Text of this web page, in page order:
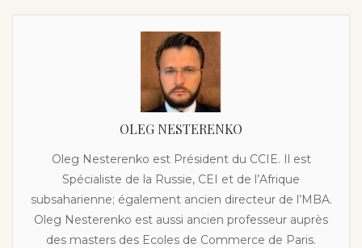
OLEG NESTERENKO
Oleg Nesterenko est Président du CCIE. Il est
Spécialiste de la Russie, CEI et de l’Afrique
subsaharienne; également ancien directeur de l’MBA.
Oleg Nesterenko est aussi ancien professeur auprès
des masters des Ecoles de Commerce de Paris.